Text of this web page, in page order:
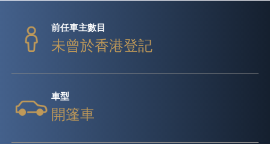
前任車主數目
未曾於香港登記
車型
開篷車